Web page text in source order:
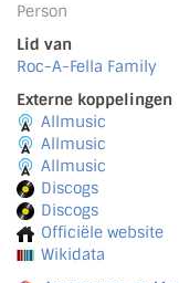
Person
Lid van
Roc-A-Fella Family
Externe koppelingen
Allmusic
Allmusic
Allmusic
Discogs
Discogs
Officiële website
Wikidata